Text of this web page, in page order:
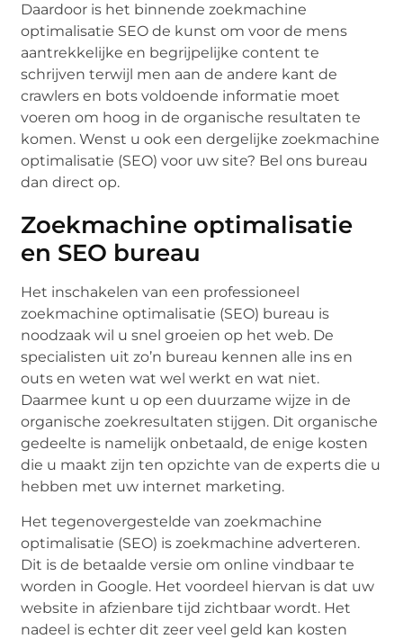
Daardoor is het binnende zoekmachine
optimalisatie SEO de kunst om voor de mens
aantrekkelijke en begrijpelijke content te
schrijven terwijl men aan de andere kant de
crawlers en bots voldoende informatie moet
voeren om hoog in de organische resultaten te
komen. Wenst u ook een dergelijke zoekmachine
optimalisatie (SEO) voor uw site? Bel ons bureau
dan direct op.
Zoekmachine optimalisatie
en SEO bureau
Het inschakelen van een professioneel
zoekmachine optimalisatie (SEO) bureau is
noodzaak wil u snel groeien op het web. De
specialisten uit zo’n bureau kennen alle ins en
outs en weten wat wel werkt en wat niet.
Daarmee kunt u op een duurzame wijze in de
organische zoekresultaten stijgen. Dit organische
gedeelte is namelijk onbetaald, de enige kosten
die u maakt zijn ten opzichte van de experts die u
hebben met uw internet marketing.
Het tegenovergestelde van zoekmachine
optimalisatie (SEO) is zoekmachine adverteren.
Dit is de betaalde versie om online vindbaar te
worden in Google. Het voordeel hiervan is dat uw
website in afzienbare tijd zichtbaar wordt. Het
nadeel is echter dit zeer veel geld kan kosten